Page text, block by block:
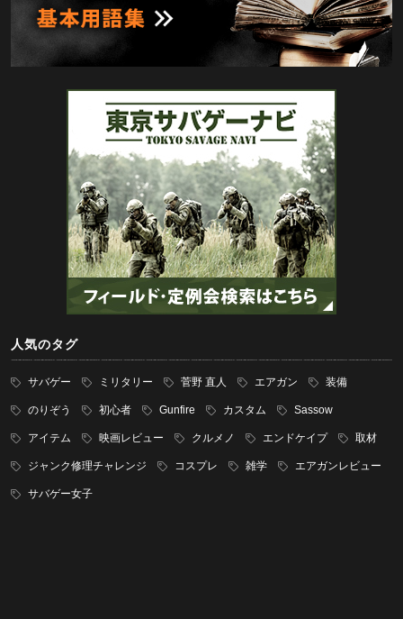
人気のタグ
サバゲー ミリタリー 菅野 直人 エアガン 装備
のりぞう 初心者 Gunfire カスタム Sassow
アイテム 映画レビュー クルメノ エンドケイプ 取材
ジャンク修理チャレンジ コスプレ 雑学 エアガンレビュー
サバゲー女子